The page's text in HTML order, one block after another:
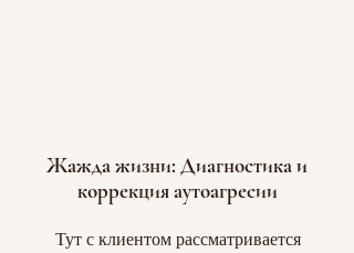
Жажда жизни: Диагностика и
коррекция аутоагресии
Тут с клиентом рассматривается